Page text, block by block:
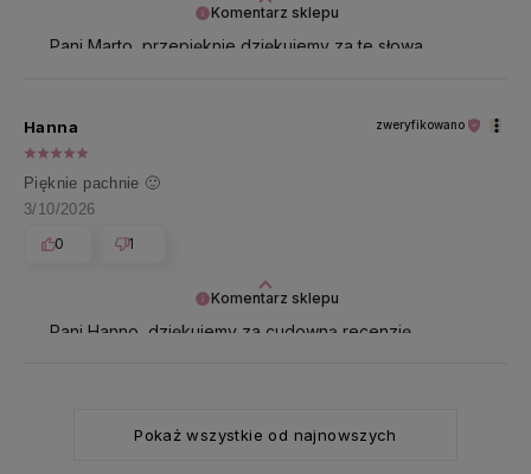
Komentarz sklepu
Pani Marto, przepięknie dziękujemy za te słowa.
Komentarz sklepu
Pani Hanno, dziękujemy za cudowną recenzję.
Hanna zweryfikowano
Pięknie pachnie 🙂
3/10/2026
0
1
Pokaż wszystkie od najnowszych